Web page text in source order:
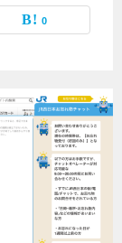
0